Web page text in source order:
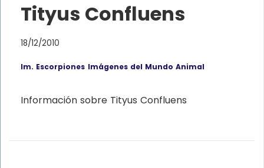
Tityus Confluens
18/12/2010
Im. Escorpiones Imágenes del Mundo Animal
Información sobre Tityus Confluens